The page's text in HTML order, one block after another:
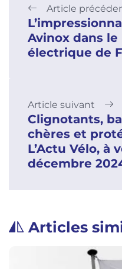
Article
Avinox dans le
électrique de
Article suivant
Clignotants,
chères et
L’Actu Vélo, à
décembre
Articles